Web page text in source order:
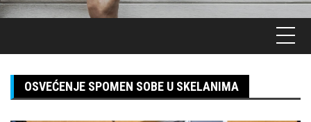
OSVEĆENJE SPOMEN SOBE U SKELANIMA